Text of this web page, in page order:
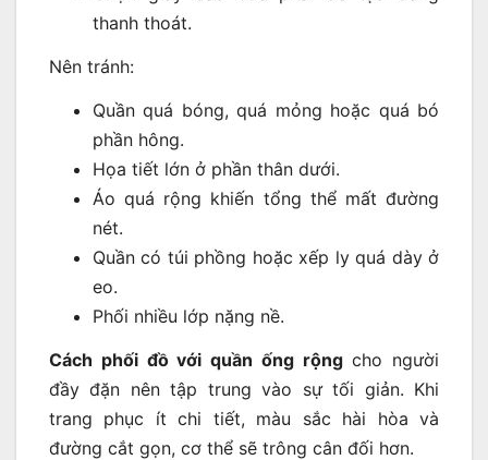
thanh thoát.
Nên tránh:
Quần quá bóng, quá mỏng hoặc quá bó
phần hông.
Họa tiết lớn ở phần thân dưới.
Áo quá rộng khiến tổng thể mất đường
nét.
Quần có túi phồng hoặc xếp ly quá dày ở
eo.
Phối nhiều lớp nặng nề.
Cách phối đồ với quần ống rộngcho người
đầy đặn nên tập trung vào sự tối giản. Khi
trang phục ít chi tiết, màu sắc hài hòa và
đường cắt gọn, cơ thể sẽ trông cân đối hơn.